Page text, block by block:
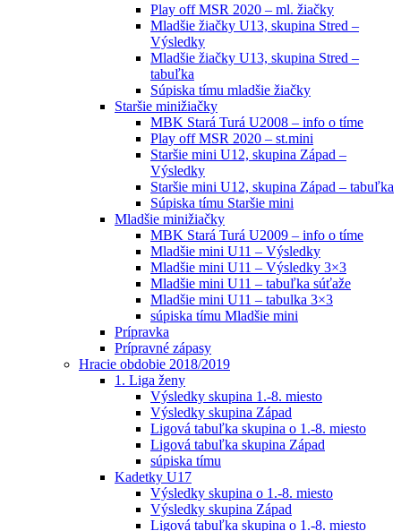
Play off MSR 2020 – ml. žiačky
Mladšie žiačky U13, skupina Stred –
Výsledky
Mladšie žiačky U13, skupina Stred –
tabuľka
Súpiska tímu mladšie žiačky
Staršie minižiačky
MBK Stará Turá U2008 – info o tíme
Play off MSR 2020 – st.mini
Staršie mini U12, skupina Západ –
Výsledky
Staršie mini U12, skupina Západ – tabuľka
Súpiska tímu Staršie mini
Mladšie minižiačky
MBK Stará Turá U2009 – info o tíme
Mladšie mini U11 – Výsledky
Mladšie mini U11 – Výsledky 3×3
Mladšie mini U11 – tabuľka súťaže
Mladšie mini U11 – tabulka 3×3
súpiska tímu Mladšie mini
Prípravka
Prípravné zápasy
Hracie obdobie 2018/2019
1. Liga ženy
Výsledky skupina 1.-8. miesto
Výsledky skupina Západ
Ligová tabuľka skupina o 1.-8. miesto
Ligová tabuľka skupina Západ
súpiska tímu
Kadetky U17
Výsledky skupina o 1.-8. miesto
Výsledky skupina Západ
Ligová tabuľka skupina o 1.-8. miesto